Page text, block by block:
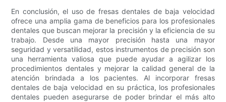
En conclusión, el uso de fresas dentales de baja velocidad
ofrece una amplia gama de beneficios para los profesionales
dentales que buscan mejorar la precisión y la eficiencia de su
trabajo. Desde una mayor precisión hasta una mayor
seguridad y versatilidad, estos instrumentos de precisión son
una herramienta valiosa que puede ayudar a agilizar los
procedimientos dentales y mejorar la calidad general de la
atención brindada a los pacientes. Al incorporar fresas
dentales de baja velocidad en su práctica, los profesionales
dentales pueden asegurarse de poder brindar el más alto